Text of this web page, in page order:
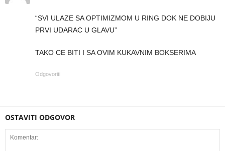
“SVI ULAZE SA OPTIMIZMOM U RING DOK NE DOBIJU
PRVI UDARAC U GLAVU”
TAKO CE BITI I SA OVIM KUKAVNIM BOKSERIMA
Odgovoriti
OSTAVITI ODGOVOR